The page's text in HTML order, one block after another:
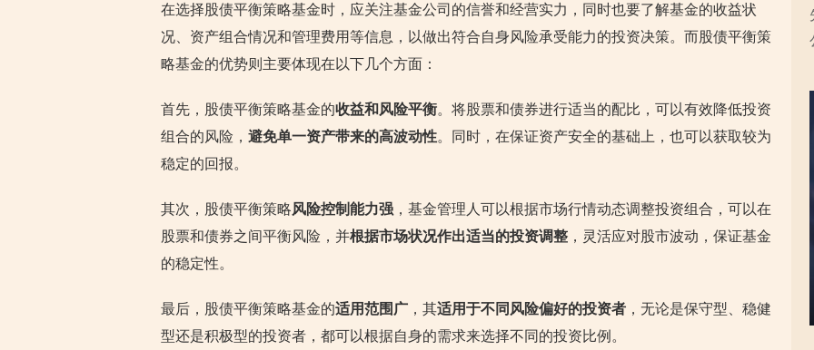
在选择股债平衡策略基金时，应关注基金公司的信誉和经营实力，同时也要了解基金的收益状
况、资产组合情况和管理费用等信息，以做出符合自身风险承受能力的投资决策。而股债平衡策
略基金的优势则主要体现在以下几个方面：
首先，股债平衡策略基金的收益和风险平衡。将股票和债券进行适当的配比，可以有效降低投资
组合的风险， 避免单一资产带来的高波动性。同时，在保证资产安全的基础上，也可以获取较为
稳定的回报。
其次，股债平衡策略风险控制能力强 ，基金管理人可以根据市场行情动态调整投资组合，可以在
股票和债券之间平衡风险，并根据市场状况作出适当的投资调整 ，灵活应对股市波动，保证基金
的稳定性。
最后，股债平衡策略基金的适用范围广 ，其适用于不同风险偏好的投资者 ，无论是保守型、稳健
型还是积极型的投资者，都可以根据自身的需求来选择不同的投资比例。